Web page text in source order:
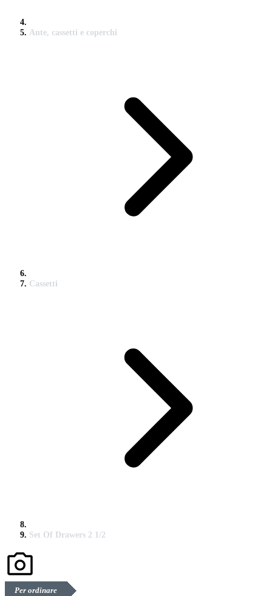
Ante, cassetti e coperchi
Cassetti
Set Of Drawers 2 1/2
Per ordinare